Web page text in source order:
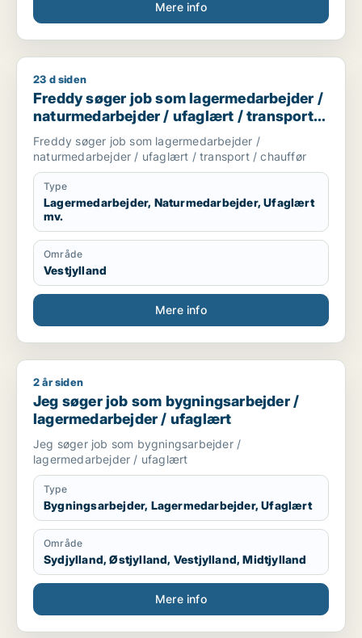
Periode: 3 Måneder i 2017
Arbejdsopgaver:
Opfyldning af varer
Kundeservice
Trimning af butikken
Oprydning og rengøring
Samarbejde med kolleger
Uddannelse
Folkeskolen
Kompetencer
Kørekort kategori B
Mødestabil
Ansvarsbevidst
Trives med fysisk arbejde
Kan arbejde selvstændigt og i teams
Fleksibel i forhold til arbejdstider
Sprog
Dansk – flydende
Engelsk – grundlæggende/godt niveau
Mere info
Freddy søger job som lagermedarbejder /
23 d siden
Freddy søger job som lagermedarbejder /
naturmedarbejder / ufaglært / transport /
chauffør
Freddy søger job som lagermedarbejder /
naturmedarbejder / ufaglært / transport / chauffør
Type
Lagermedarbejder, Naturmedarbejder, Ufaglært
mv.
Område
Vestjylland
Mere info
Jeg søger job som bygningsarbejder / lagermedarbejder /
2 år siden
Jeg søger job som bygningsarbejder /
lagermedarbejder / ufaglært
Jeg søger job som bygningsarbejder /
lagermedarbejder / ufaglært
Type
Bygningsarbejder, Lagermedarbejder, Ufaglært
Område
Sydjylland, Østjylland, Vestjylland, Midtjylland
Mere info